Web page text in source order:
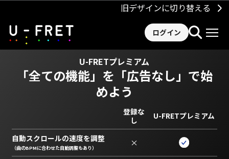
旧デザインに切り替える
ログイン
U-FRETプレミアム
「全ての機能」を 「広告なし」で始
めよう
登録な
し
U-FRETプレミアム
自動スクロールの速度を調整
（曲のBPMに合わせた自動調整もあり） ×